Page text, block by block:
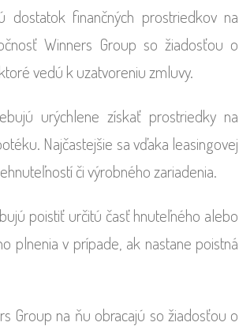
finančných prostriedkov na
Winners Group so žiadosťou o
vedú k uzatvoreniu zmluvy.
urýchlene získať prostriedky na
Najčastejšie sa vďaka leasingovej
či výrobného zariadenia.
poistiť určitú časť hnuteľného alebo
plnenia v prípade, ak nastane poistná
Group na ňu obracajú so žiadosťou o